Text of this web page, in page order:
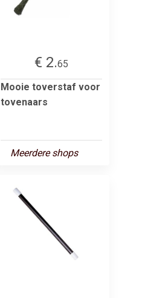
€ 2.65
Mooie toverstaf voor
tovenaars
Meerdere shops